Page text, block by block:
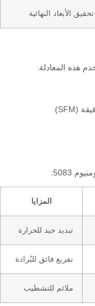
تحقيق الأبعاد النهائية
5083:
المزايا
تبديد جيد للحرارة
تفريغ فائق للبُرادة
ملائم للتشطيب